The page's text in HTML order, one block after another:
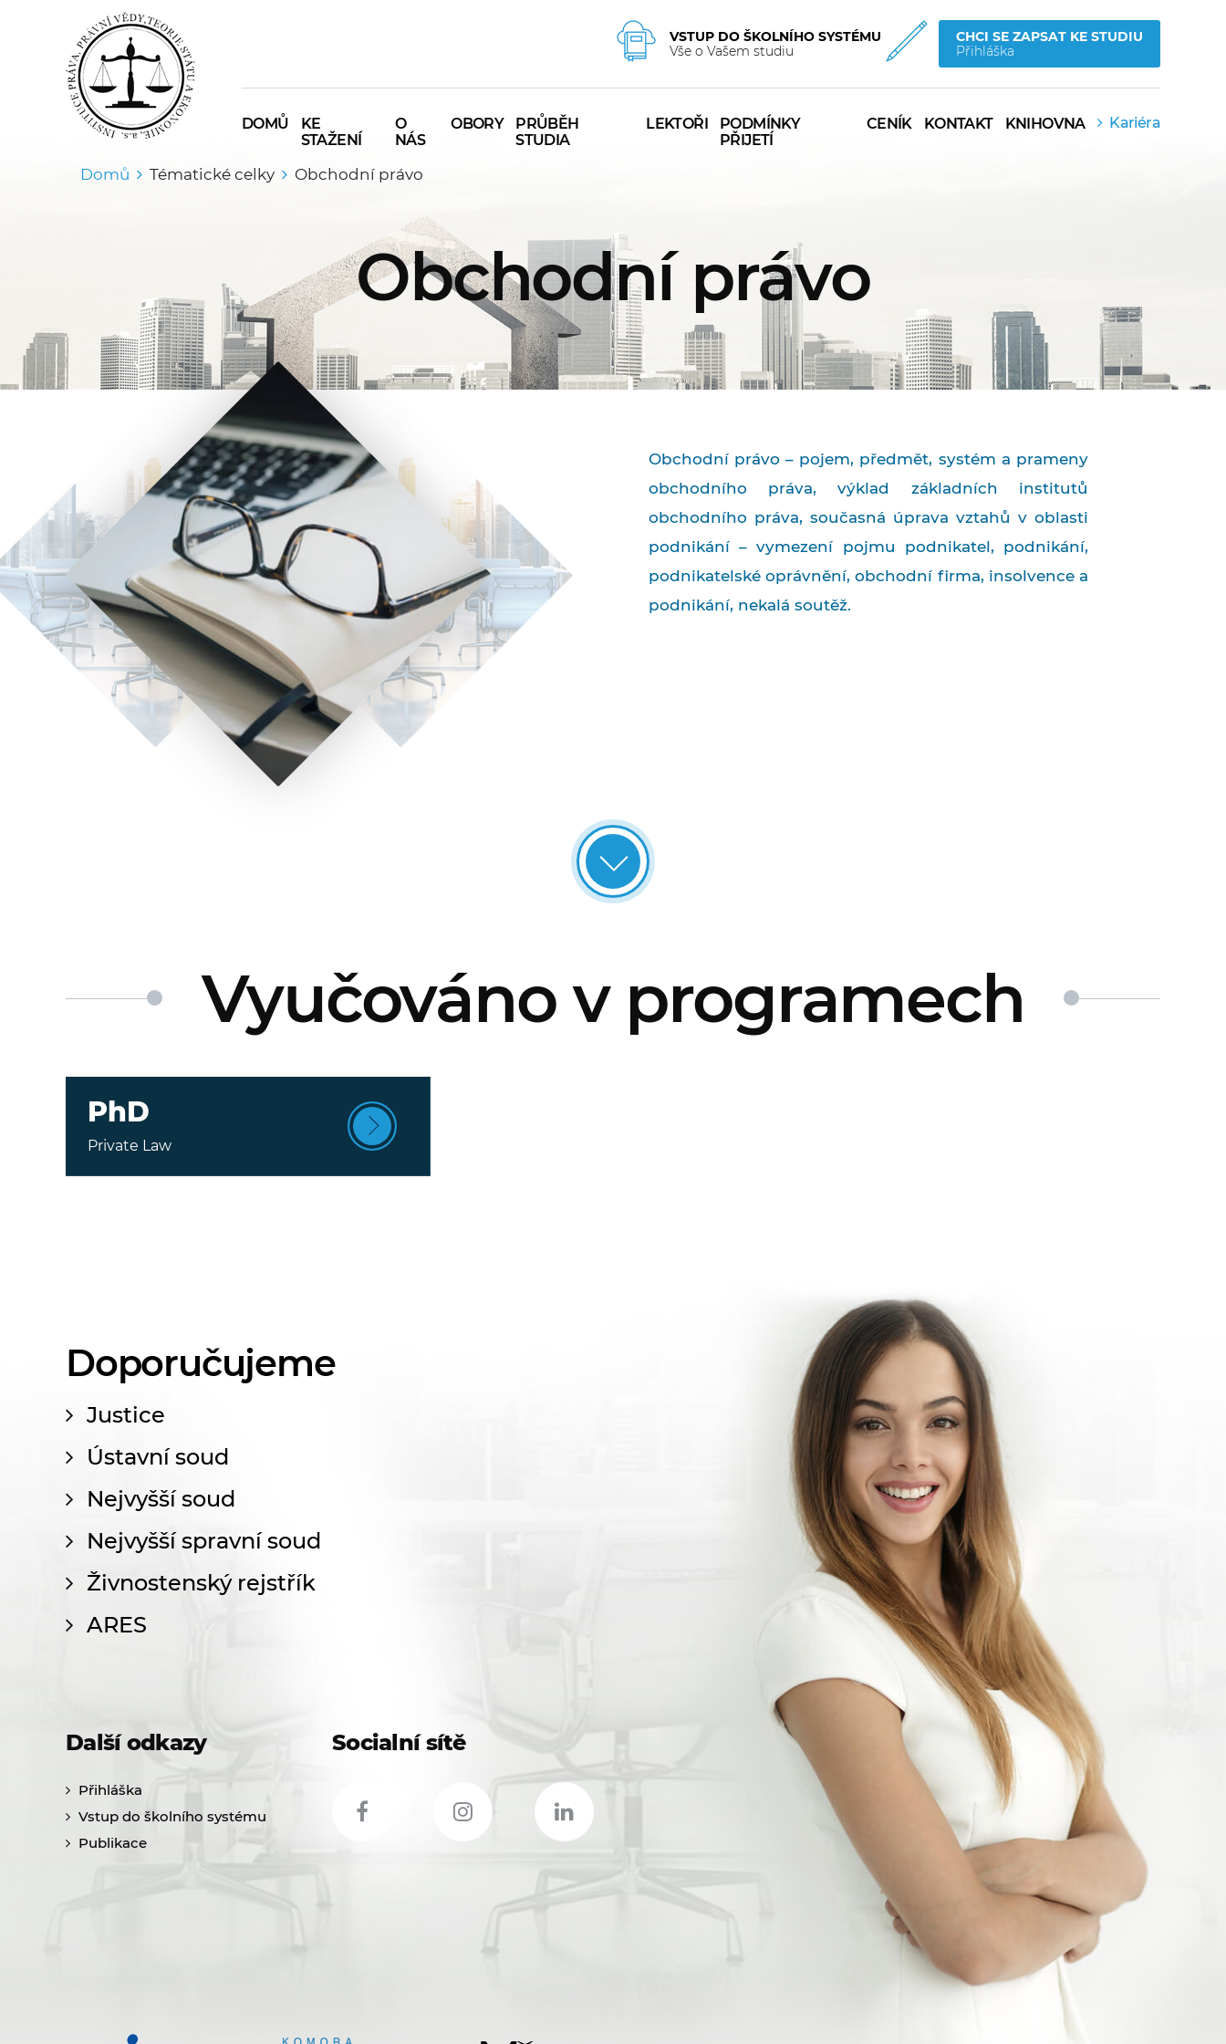
VSTUP DO ŠKOLNÍHO SYSTÉMU
Vše o Vašem studiu
CHCI SE ZAPSAT KE STUDIU
Přihláška
DOMŮ
KE
STAŽENÍ
O
NÁS
OBORY
PRŮBĚH
STUDIA
LEKTOŘI
PODMÍNKY
PŘIJETÍ
CENÍK KONTAKT KNIHOVNA Kariéra
Domů Tématické celky Obchodní právo
Obchodní právo
Obchodní právo – pojem, předmět, systém a prameny
obchodního práva, výklad základních institutů
obchodního práva, současná úprava vztahů v oblasti
podnikání – vymezení pojmu podnikatel, podnikání,
podnikatelské oprávnění, obchodní firma, insolvence a
podnikání, nekalá soutěž.
Vyučováno v programech
PhD
Private Law
Doporučujeme
Justice
Ústavní soud
Nejvyšší soud
Nejvyšší spravní soud
Živnostenský rejstřík
ARES
Další odkazy
Přihláška
Vstup do školního systému
Publikace
Socialní sítě